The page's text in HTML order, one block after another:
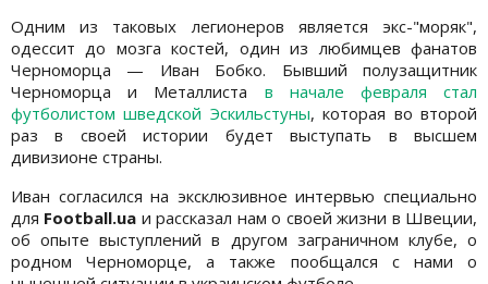
Одним из таковых легионеров является экс-"моряк",
одессит до мозга костей, один из любимцев фанатов
Черноморца — Иван Бобко. Бывший полузащитник
Черноморца и Металлиста в начале февраля стал
футболистом шведской Эскильстуны, которая во второй
раз в своей истории будет выступать в высшем
дивизионе страны.
Иван согласился на эксклюзивное интервью специально
для Football.ua и рассказал нам о своей жизни в Швеции,
об опыте выступлений в другом заграничном клубе, о
родном Черноморце, а также пообщался с нами о